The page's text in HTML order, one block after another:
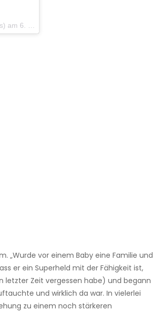
11:18 Uhr PDT
„Wurde vor einem Baby eine Familie und
er ein Superheld mit der Fähigkeit ist,
letzter Zeit vergessen habe) und begann
und wirklich da war. In vielerlei
zu einem noch stärkeren